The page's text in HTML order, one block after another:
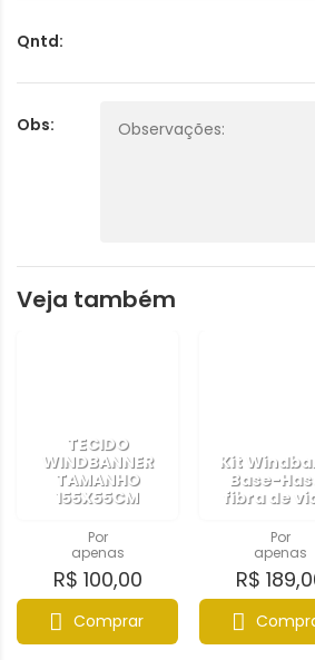
Qntd:
Obs:
Veja também
TECIDO
WINDBANNER
TAMANHO
155X55CM
Por
apenas
R$ 100,00
Comprar
Kit
Base-
fibra de
Por
apenas
R$